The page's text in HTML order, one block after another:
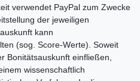
verwendet PayPal zum Zwecke
der jeweiligen
kann
(sog. Score-Werte). Soweit
Bonitätsauskunft einfließen,
wissenschaftlich